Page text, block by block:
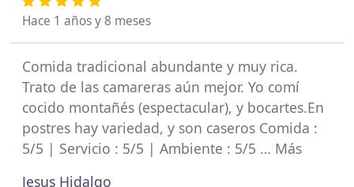
Hace 1 años y 8 meses
Comida tradicional abundante y muy rica.
Trato de las camareras aún mejor. Yo comí
cocido montañés (espectacular), y bocartes.En
postres hay variedad, y son caseros Comida :
5/5 | Servicio : 5/5 | Ambiente : 5/5 … Más
Jesus Hidalgo